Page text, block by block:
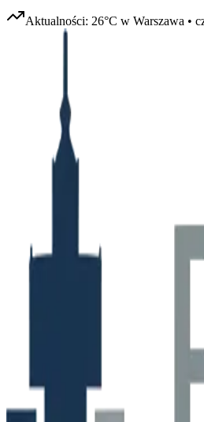
Aktualności: 26°C w Warszawa •